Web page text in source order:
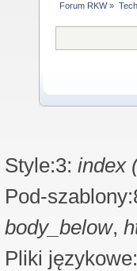
Forum RKW»
Style:3: index
Pod-
body_below,
Pliki